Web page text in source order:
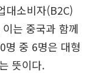
대소비자(B2C)
는 중국과 함께
명 중 6명은 대형
뜻이다.